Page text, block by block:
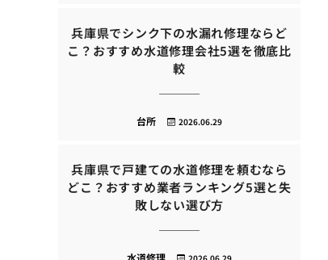
兵庫県でシンク下の水漏れ修理ならど
こ？おすすめ水道修理会社5選を徹底比
較
2026.06.29
台所
兵庫県で戸建ての水道修理を頼むなら
どこ？おすすめ業者ランキング5選と失
敗しない選び方
2026.06.29
水道修理